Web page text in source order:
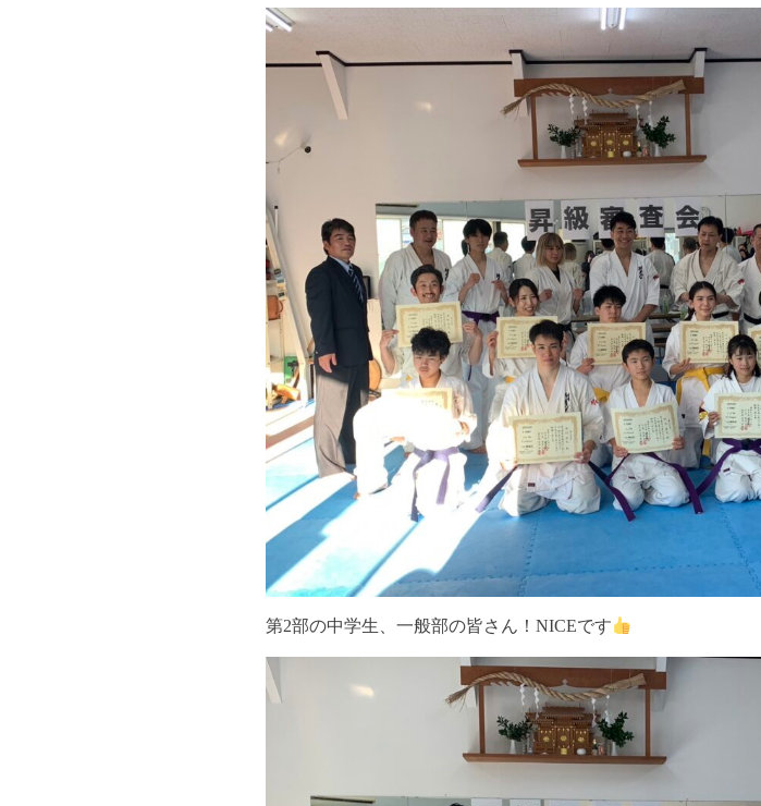
第2部の中学生、一般部の皆さん！NICEです